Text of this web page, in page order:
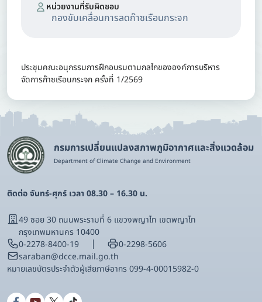
หน่วยงานที่รับผิดชอบ
กองขับเคลื่อนการลดก๊าซเรือนกระจก
ประชุมคณะอนุกรรมการฝึกอบรมตามกลไกขององค์การบริหาร
จัดการก๊าซเรือนกระจก ครั้งที่ 1/2569
กรมการเปลี่ยนแปลงสภาพภูมิอากาศและสิ่งแวดล้อม
Department of Climate Change and Environment
ติดต่อ จันทร์-ศุกร์ เวลา 08.30 – 16.30 น.
49 ซอย 30 ถนนพระรามที่ 6 แขวงพญาไท เขตพญาไท
กรุงเทพมหานคร 10400
0-2278-8400-19
0-2298-5606
saraban@dcce.mail.go.th
หมายเลขบัตรประจําตัวผู้เสียภาษีอากร 099-4-00015982-0